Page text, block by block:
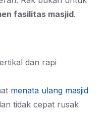
fasilitas masjid.
dan rapi
menata ulang masjid
tidak cepat rusak